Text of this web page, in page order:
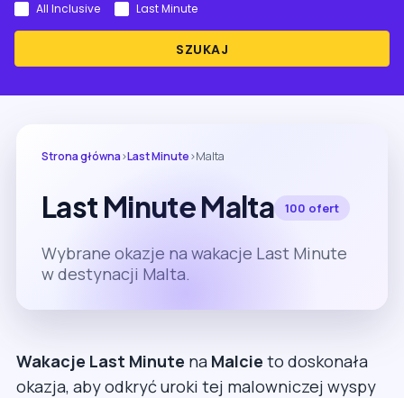
SZUKAJ
All Inclusive Last Minute
Strona główna›Last Minute›Malta
Last Minute Malta 100 ofert
Wybrane okazje na wakacje Last Minute
w destynacji Malta.
Wakacje Last Minute na Malcie to doskonała
okazja, aby odkryć uroki tej malowniczej wyspy